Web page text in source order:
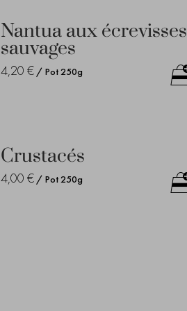
Nantua aux écrevisses
sauvages
4,20 € / Pot 250g
Crustacés
4,00 € / Pot 250g